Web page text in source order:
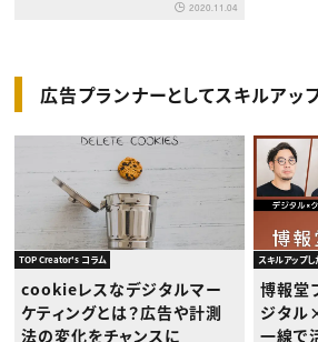
2020.11.04
広告プランナーとしてスキルアッ
TOP Creator's コラム
cookieレスなデジタルマー
ケティングとは？広告や計測
法の変化をチャンスに
スキルアップし
博報堂
ジタル
一線で